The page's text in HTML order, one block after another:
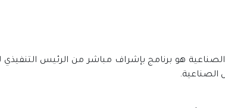
الصناعية هو برنامج بإشراف مباشر من الرئيس
الصناعية.